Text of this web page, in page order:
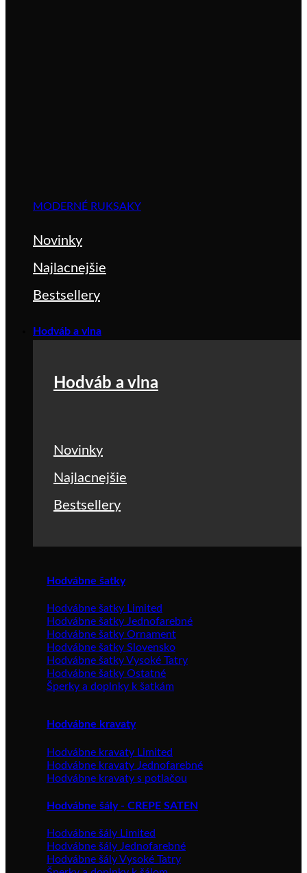
MODERNÉ RUKSAKY
Novinky
Najlacnejšie
Bestsellery
Hodváb a vlna
Hodváb a vlna
Novinky
Najlacnejšie
Bestsellery
Hodvábne šatky
Hodvábne šatky Limited
Hodvábne šatky Jednofarebné
Hodvábne šatky Ornament
Hodvábne šatky Slovensko
Hodvábne šatky Vysoké Tatry
Hodvábne šatky Ostatné
Šperky a doplnky k šatkám
Hodvábne kravaty
Hodvábne kravaty Limited
Hodvábne kravaty Jednofarebné
Hodvábne kravaty s potlačou
Hodvábne šály - CREPE SATEN
Hodvábne šály Limited
Hodvábne šály Jednofarebné
Hodvábne šály Vysoké Tatry